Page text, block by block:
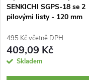
SENKICHI SGPS-18 se 2
pilovými listy - 120 mm
495 Kč včetně DPH
409,09 Kč
Skladem